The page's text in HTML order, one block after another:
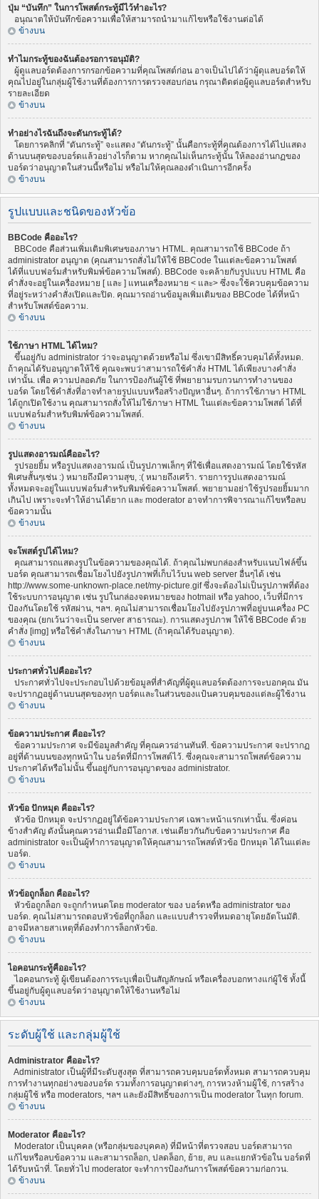
ปุ่ม “บันทึก” ในการโพสต์กระทู้มีไว้ทำอะไร?
อนุณาตให้บันทึกข้อความเพื่อให้สามารถนำมาแก้ไขหรือใช้งานต่อได้
ข้างบน
ทำไมกระทู้ของฉันต้องรอการอนุมัติ?
ผู้ดูแลบอร์ดต้องการกรอกข้อความที่คุณโพสต์ก่อน อาจเป็นไปได้ว่าผู้ดุแลบอร์ดให้
คุณไปอยู่ในกลุ่มผู้ใช้งานที่ต้องการการตรวจสอบก่อน กรุณาติดต่อผู้ดูแลบอร์ดสำหรับ
รายละเอียด
ข้างบน
ทำอย่างไรฉันถึงจะดันกระทู้ได้?
โดยการคลิกที่ “ดันกระทู้” จะแสดง “ดันกระทู้” นั้นคือกระทู้ที่คุณต้องการได้ไปแสดง
ด้านบนสุดของบอร์ดแล้วอย่างไรก็ตาม หากคุณไม่เห็นกระทู้นั้น ให้ลองอ่านกฏของ
บอร์ดว่าอนุญาตในส่วนนี้หรือไม่ หรือไม่ให้คุณลองดำเนินการอีกครั้ง
ข้างบน
รูปแบบและชนิดของหัวข้อ
BBCode คืออะไร?
BBCode คือส่วนเพิ่มเติมพิเศษของภาษา HTML. คุณสามารถใช้ BBCode ถ้า
administrator อนุญาต (คุณสามารถสั่งไม่ให้ใช้ BBCode ในแต่ละข้อความโพสต์
ได้ที่แบบฟอร์มสำหรับพิมพ์ข้อความโพสต์). BBCode จะคล้ายกับรูปแบบ HTML คือ
คำสั่งจะอยู่ในเครื่องหมาย [ และ ] แทนเครื่องหมาย < และ> ซึ่งจะใช้ควบคุมข้อความ
ที่อยู่ระหว่างคำสั่งเปิดและปิด. คุณมารถอ่านข้อมูลเพิ่มเติมของ BBCode ได้ที่หน้า
สำหรับโพสต์ข้อความ.
ข้างบน
ใช้ภาษา HTML ได้ไหม?
ขึ้นอยู่กับ administrator ว่าจะอนุญาตด้วยหรือไม่ ซึ่งเขามีสิทธิ์ควบคุมได้ทั้งหมด.
ถ้าคุณได้รับอนุญาตให้ใช้ คุณจะพบว่าสามารถใช้คำสั่ง HTML ได้เพียงบางคำสั่ง
เท่านั้น. เพื่อ ความปลอดภัย ในการป้องกันผู้ใช้ ที่พยายามรบกวนการทำงานของ
บอร์ด โดยใช้คำสั่งที่อาจทำลายรูปแบบหรือสร้างปัญหาอื่นๆ. ถ้าการใช้ภาษา HTML
ได้ถูกเปิดใช้งาน คุณสามารถสั่งให้ไม่ใช้ภาษา HTML ในแต่ละข้อความโพสต์ ได้ที่
แบบฟอร์มสำหรับพิมพ์ข้อความโพสต์.
ข้างบน
รูปแสดงอารมณ์คืออะไร?
รูปรอยยิ้ม หรือรูปแสดงอารมณ์ เป็นรูปภาพเล็กๆ ที่ใช้เพื่อแสดงอารมณ์ โดยใช้รหัส
พิเศษสั้นๆเช่น :) หมายถึงมีความสุข, :( หมายถึงเศร้า. รายการรูปแสดงอารมณ์
ทั้งหมดจะอยู่ในแบบฟอร์มสำหรับพิมพ์ข้อความโพสต์. พยายามอย่าใช้รูปรอยยิ้มมาก
เกินไป เพราะจะทำให้อ่านได้ยาก และ moderator อาจทำการพิจารณาแก้ไขหรือลบ
ข้อความนั้น
ข้างบน
จะโพสต์รูปได้ไหม?
คุณสามารถแสดงรูปในข้อความของคุณได้. ถ้าคุณไม่พบกล่องสำหรับแนบไฟล์ขึ้น
บอร์ด คุณสามารถเชื่อมโยงไปยังรูปภาพที่เก็บไว้บน web server อื่นๆได้ เช่น
http://www.some-unknown-place.net/my-picture.gif ซึ่งจะต้องไม่เป็นรูปภาพที่ต้อง
ใช้ระบบการอนุญาต เช่น รูปในกล่องจดหมายของ hotmail หรือ yahoo, เว็บที่มีการ
ป้องกันโดยใช้ รหัสผ่าน, ฯลฯ. คุณไม่สามารถเชื่อมโยงไปยังรูปภาพที่อยู่บนเครื่อง PC
ของคุณ (ยกเว้นว่าจะเป็น server สาธารณะ). การแสดงรูปภาพ ให้ใช้ BBCode ด้วย
คำสั่ง [img] หรือใช้คำสั่งในภาษา HTML (ถ้าคุณได้รับอนุญาต).
ข้างบน
ประกาศทั่วไปคืออะไร?
ประกาศทั่วไปจะประกอบไปด้วยข้อมูลที่สำคัญที่ผู้ดูแลบอร์ดต้องการจะบอกคุณ มัน
จะปรากฏอยู่ด้านบนสุดของทุก บอร์ดและในส่วนของแป้นควบคุมของแต่ละผู้ใช้งาน
ข้างบน
ข้อความประกาศ คืออะไร?
ข้อความประกาศ จะมีข้อมูลสำคัญ ที่คุณควรอ่านทันที. ข้อความประกาศ จะปรากฏ
อยู่ที่ด้านบนของทุกหน้าใน บอร์ดที่มีการโพสต์ไว้. ซึ่งคุณจะสามารถโพสต์ข้อความ
ประกาศได้หรือไม่นั้น ขึ้นอยู่กับการอนุญาตของ administrator.
ข้างบน
หัวข้อ ปักหมุด คืออะไร?
หัวข้อ ปักหมุด จะปรากฏอยู่ใต้ข้อความประกาศ เฉพาะหน้าแรกเท่านั้น. ซึ่งค่อน
ข้างสำคัญ ดังนั้นคุณควรอ่านเมื่อมีโอกาส. เช่นเดียวกันกับข้อความประกาศ คือ
administrator จะเป็นผู้ทำการอนุญาตให้คุณสามารถโพสต์หัวข้อ ปักหมุด ได้ในแต่ละ
บอร์ด.
ข้างบน
หัวข้อถูกล็อก คืออะไร?
หัวข้อถูกล็อก จะถูกกำหนดโดย moderator ของ บอร์ดหรือ administrator ของ
บอร์ด. คุณไม่สามารถตอบหัวข้อที่ถูกล็อก และแบบสำรวจที่หมดอายุโดยอัตโนมัติ.
อาจมีหลายสาเหตุที่ต้องทำการล็อกหัวข้อ.
ข้างบน
ไอคอนกระทู้คืออะไร?
ไอคอนกระทู้ ผู้เขียนต้องการระบุเพื่อเป็นสัญลักษณ์ หรือเครื่องบอกทางแก่ผู้ใช้ ทั้งนี้
ขึ้นอยู่กับผู้ดูแลบอร์ดว่าอนุญาตให้ใช้งานหรือไม่
ข้างบน
ระดับผู้ใช้ และกลุ่มผู้ใช้
Administrator คืออะไร?
Administrator เป็นผู้ที่มีระดับสูงสุด ที่สามารถควบคุมบอร์ดทั้งหมด สามารถควบคุม
การทำงานทุกอย่างของบอร์ด รวมทั้งการอนุญาตต่างๆ, การหวงห้ามผู้ใช้, การสร้าง
กลุ่มผู้ใช้ หรือ moderators, ฯลฯ และยังมีสิทธิ์ของการเป็น moderator ในทุก forum.
ข้างบน
Moderator คืออะไร?
Moderator เป็นบุคคล (หรือกลุ่มของบุคคล) ที่มีหน้าที่ตรวจสอบ บอร์ดสามารถ
แก้ไขหรือลบข้อความ และสามารถล็อก, ปลดล็อก, ย้าย, ลบ และแยกหัวข้อใน บอร์ดที่
ได้รับหน้าที่. โดยทั่วไป moderator จะทำการป้องกันการโพสต์ข้อความก่อกวน.
ข้างบน